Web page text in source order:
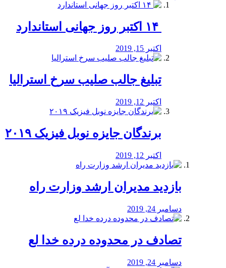
اکتبر 15, 2019
تبلیغ جالب صلیب سرخ استرالیا
اکتبر 12, 2019
برندگان جایزه نوبل فیزیک ۲۰۱۹
اکتبر 12, 2019
بازدید مدیران ارشد وزارت راه
دسامبر 24, 2019
تصادف در محدوده درده خدا لع
دسامبر 24, 2019